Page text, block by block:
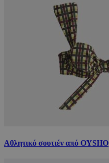
Αθλητικό σουτιέν από OYSHO